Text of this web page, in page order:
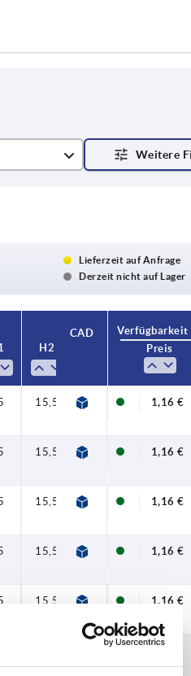
Lieferzeit auf Anfrage
Derzeit nicht auf Lager
H2
CAD
Verfügbarkeit
Preis
15,5 1,16 €
15,5 1,16 €
15,5 1,16 €
15,5 1,16 €
15,5 1,16 €
1,16 €